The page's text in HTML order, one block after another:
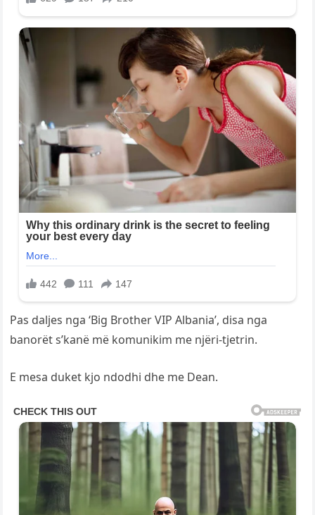
Pas daljes nga ‘Big Brother VIP Albania’, disa nga
banorët s’kanë më komunikim me njëri-tjetrin.
E mesa duket kjo ndodhi dhe me Dean.